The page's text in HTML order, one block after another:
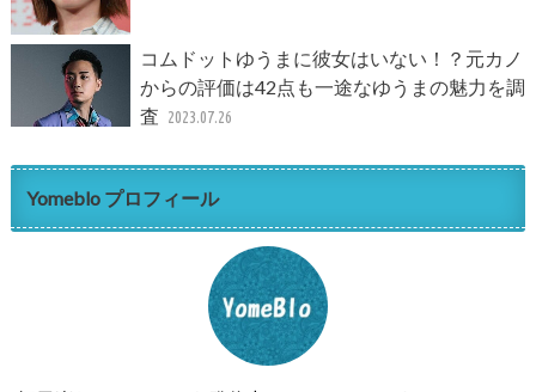
コムドットゆうまに彼女はいない！？元カノ
からの評価は42点も一途なゆうまの魅力を調
査 2023.07.26
Yomeblo プロフィール